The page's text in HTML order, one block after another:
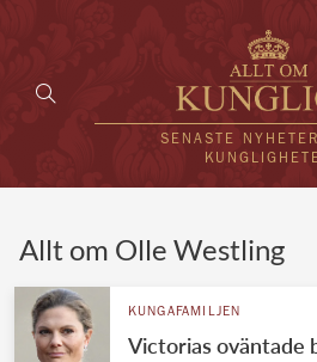
SENASTE
Allt om Olle Westling
KUNGAFAMILJEN
Victorias oväntade